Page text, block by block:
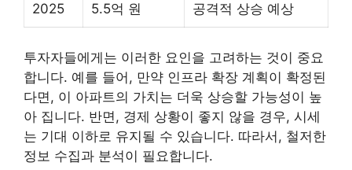
2025 5.5억 원 공격적 상승 예상
투자자들에게는 이러한 요인을 고려하는 것이 중요
합니다. 예를 들어, 만약 인프라 확장 계획이 확정된
다면, 이 아파트의 가치는 더욱 상승할 가능성이 높
아 집니다. 반면, 경제 상황이 좋지 않을 경우, 시세
는 기대 이하로 유지될 수 있습니다. 따라서, 철저한
정보 수집과 분석이 필요합니다.